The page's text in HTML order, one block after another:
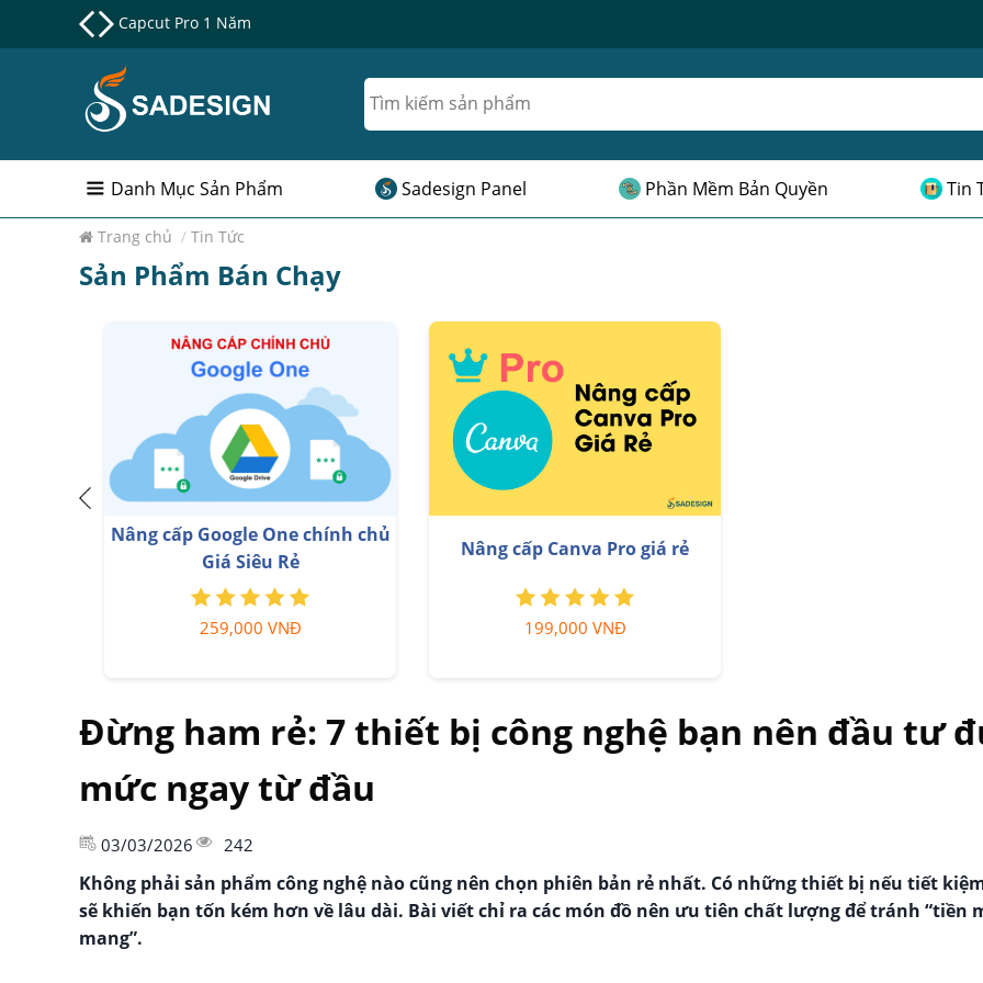
Nâng cấp Google One chính chủ Giá Siêu Rẻ
Danh Mục Sản Phẩm Sadesign Panel Phần Mềm Bản Quyền Tin
Trang chủ / Tin Tức
Sản Phẩm Bán Chạy
Key Windows 10/11 Pro bản
quyền
599,000 VNĐ
Adobe Photoshop Bản Quyền
Full App Giá Rẻ
899,000 VNĐ
Đừng ham rẻ: 7 thiết bị công nghệ bạn nên đầu tư
mức ngay từ đầu
03/03/2026 242
Không phải sản phẩm công nghệ nào cũng nên chọn phiên bản rẻ nhất. Có những thiết bị nếu tiết
sẽ khiến bạn tốn kém hơn về lâu dài. Bài viết chỉ ra các món đồ nên ưu tiên chất lượng để tránh “tiền
mang”.